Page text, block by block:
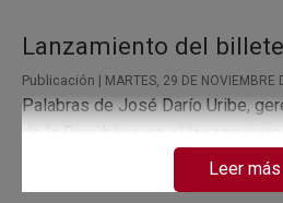
Lanzamiento del
Publicación | MARTES, 29 DE NOVIEMBRE
Palabras de José Darío Uribe,
de la República, en el
nueva familia desde Envigado,
Leer más